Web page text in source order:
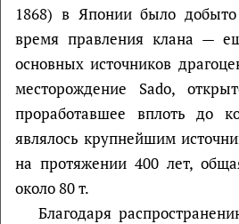
1868) в Японии было
время правления клана —
основных источников
месторождение Sado,
проработавшее вплоть до
являлось крупнейшим
на протяжении 400 лет,
около 80 т.
Благодаря